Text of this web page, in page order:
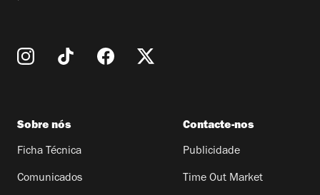
Sobre nós
Ficha Técnica
Comunicados
Contacte-nos
Publicidade
Time Out Market